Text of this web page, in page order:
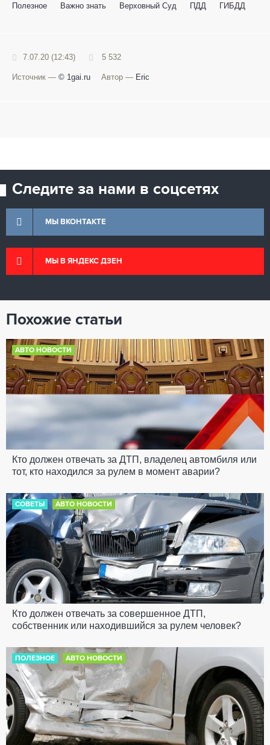
Полезное Важно знать Верховный Суд ПДД ГИБДД
7.07.20 (12:43) 5 532
Источник — © 1gai.ru Автор — Eric
Следите за нами в соцсетях
МЫ ВКОНТАКТЕ
МЫ В ЯНДЕКС ДЗЕН
Похожие статьи
АВТО НОВОСТИ
Кто должен отвечать за ДТП, владелец автомбиля или
тот, кто находился за рулем в момент аварии?
СОВЕТЫ АВТО НОВОСТИ
Кто должен отвечать за совершенное ДТП,
собственник или находившийся за рулем человек?
ПОЛЕЗНОЕ АВТО НОВОСТИ